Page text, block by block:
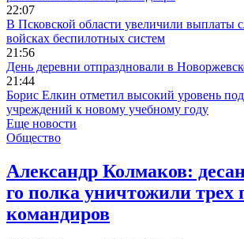
22:07
В Псковской области увеличили выплаты
войсках беспилотных систем
21:56
День деревни отпраздновали в
21:44
Борис Елкин отметил высокий уровень
учреждений к новому учебному году
Еще новости
Общество
Александр Колмаков:
го полка уничтожили трех
командиров